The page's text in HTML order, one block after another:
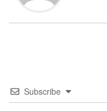
Subscribe